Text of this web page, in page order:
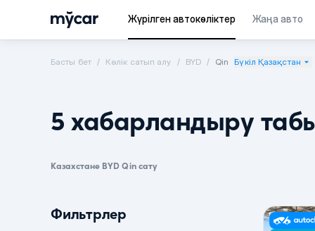
Жүрілген автокөліктер Жаңа авто
Басты бет Көлік сатып алу BYD Qin Бүкіл Қазақстан
5 хабарландыру
Казахстане BYD Qin сату
Фильтрлер